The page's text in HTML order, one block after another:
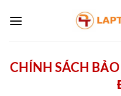
đến
CHÍNH SÁCH